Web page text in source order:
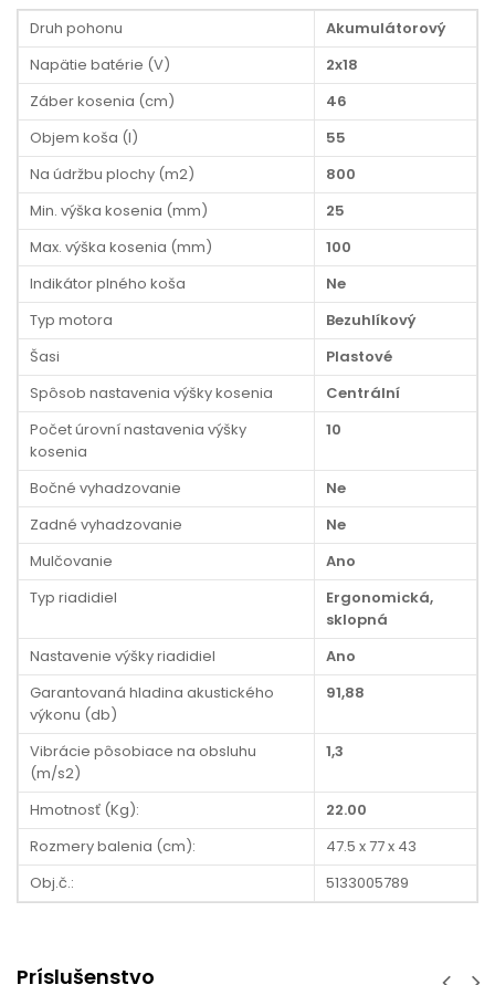
Druh pohonu
Akumulátorový
Napätie batérie (V)
2x18
Záber kosenia (cm)
46
Objem koša (l)
55
Na údržbu plochy (m2)
800
Min. výška kosenia (mm)
25
Max. výška kosenia (mm)
100
Indikátor plného koša
Ne
Typ motora
Bezuhlíkový
Šasi
Plastové
Spôsob nastavenia výšky kosenia
Centrální
Počet úrovní nastavenia výšky
kosenia
10
Bočné vyhadzovanie
Ne
Zadné vyhadzovanie
Ne
Mulčovanie
Ano
Typ riadidiel
Ergonomická,
sklopná
Nastavenie výšky riadidiel
Ano
Garantovaná hladina akustického
výkonu (db)
91,88
Vibrácie pôsobiace na obsluhu
(m/s2)
1,3
Hmotnosť (Kg):
22.00
Rozmery balenia (cm):
47.5 x 77 x 43
Obj.č.:
5133005789
Príslušenstvo